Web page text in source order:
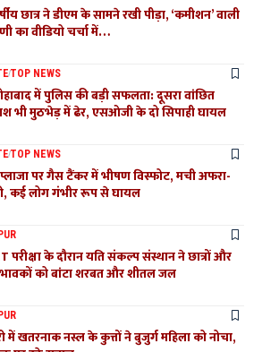
छात्र ने डीएम के सामने रखी पीड़ा, ‘कमीशन’ वाली
का वीडियो चर्चा में…
TOP NEWS
में पुलिस की बड़ी सफलता: दूसरा वांछित
भी मुठभेड़ में ढेर, एसओजी के दो सिपाही घायल
TOP NEWS
पर गैस टैंकर में भीषण विस्फोट, मची अफरा-
कई लोग गंभीर रूप से घायल
परीक्षा के दौरान यति संकल्प संस्थान ने छात्रों और
को बांटा शरबत और शीतल जल
में खतरनाक नस्ल के कुत्तों ने बुजुर्ग महिला को नोचा,